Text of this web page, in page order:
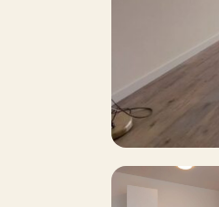
Pets allowed